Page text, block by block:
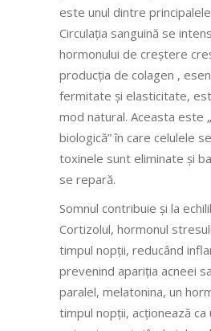
este unul dintre
Circulația sanguină se
hormonului de creștere
producția de colagen ,
fermitate și elasticitate,
mod natural. Aceasta este
biologică” în care celulele
toxinele sunt eliminate și
se repară.
Somnul contribuie și la
Cortizolul, hormonul
timpul nopții, reducând
prevenind apariția acneei
paralel, melatonina, un
timpul nopții, acționează